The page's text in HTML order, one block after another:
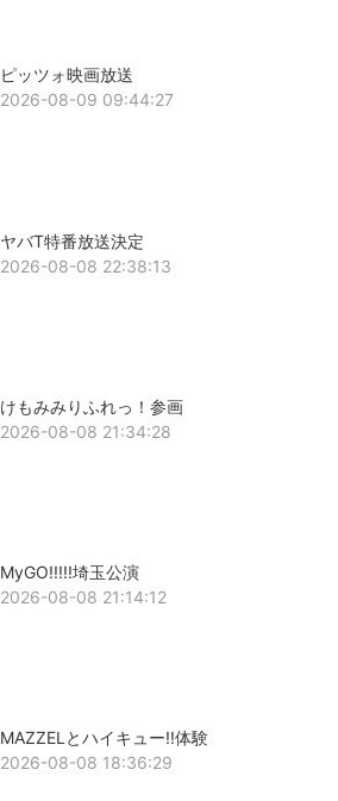
ピッツォ映画放送
2026-08-09 09:44:27
ヤバT特番放送決定
2026-08-08 22:38:13
けもみみりふれっ！参画
2026-08-08 21:34:28
MyGO!!!!!埼玉公演
2026-08-08 21:14:12
MAZZELとハイキュー!!体験
2026-08-08 18:36:29